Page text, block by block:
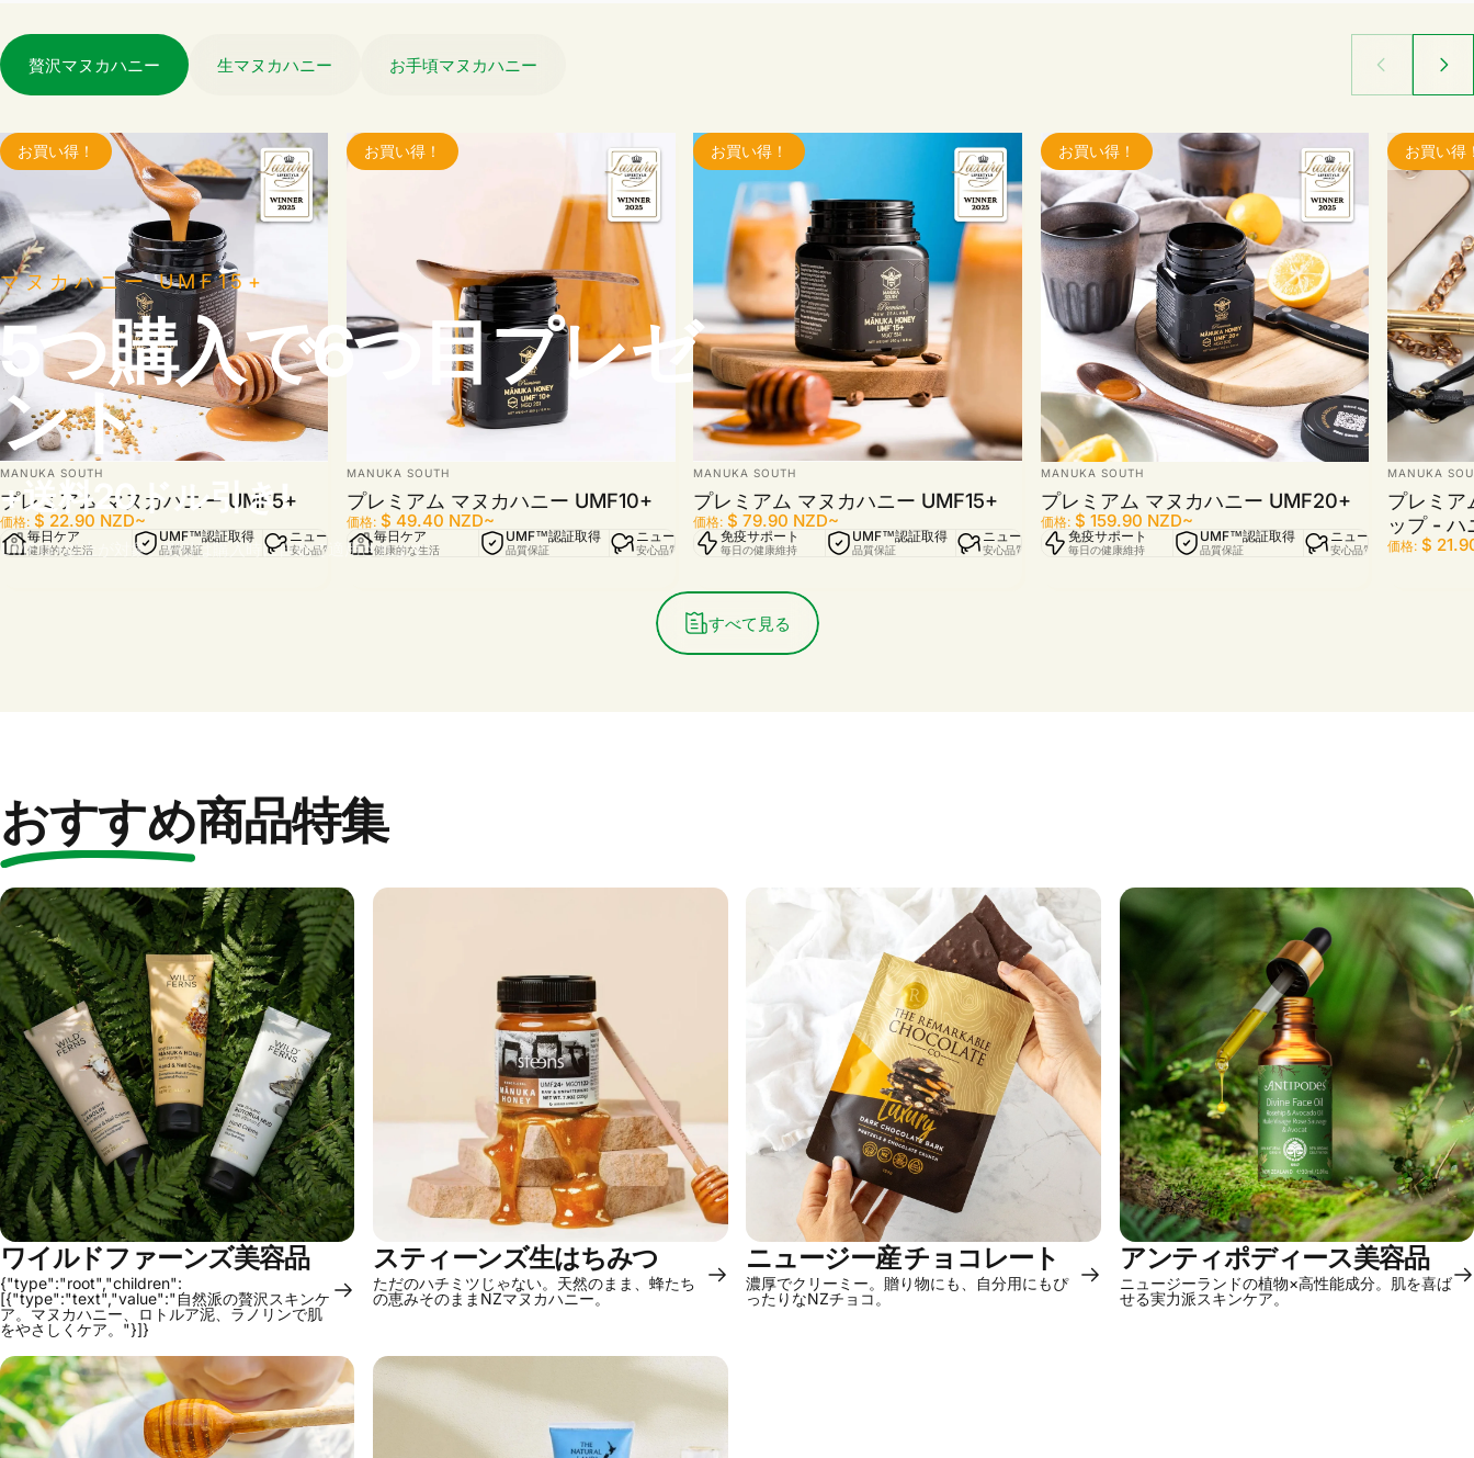
マヌカハニー UMF15+
5つ購入で6つ目プレゼ
ント
+送料20ドル引き!
UMF15+以上が対象。割引は購入時に自動で適用されます。
贅沢マヌカハニー 生マヌカハニー お手頃マヌカハニー
お買い得！
販売業者
MANUKA SOUTH
プレミアム マヌカハニー UMF5+
販売価格
価格: $ 22.90 NZD~
通常価格
毎日ケア
健康的な生活
UMF™認証取得
品質保証
ニュージーランド製
安心品質
トレース対応
原料の追跡・確認済み
お買い得！
販売業者
MANUKA SOUTH
プレミアム マヌカハニー UMF10+
販売価格
価格: $ 49.40 NZD~
通常価格
毎日ケア
健康的な生活
UMF™認証取得
品質保証
ニュージーランド製
安心品質
トレース対応
原料の追跡・確認済み
お買い得！
販売業者
MANUKA SOUTH
プレミアム マヌカハニー UMF15+
販売価格
価格: $ 79.90 NZD~
通常価格
免疫サポート
毎日の健康維持
UMF™認証取得
品質保証
ニュージーランド製
安心品質
トレース対応
原料の追跡・確認済み
お買い得！
販売業者
MANUKA SOUTH
プレミアム マヌカハニー UMF20+
販売価格
価格: $ 159.90 NZD~
通常価格
免疫サポート
毎日の健康維持
UMF™認証取得
品質保証
ニュージーランド製
安心品質
5.0
お買い得
販売業者
MANUKA
プレミア
ップ - ハ
販売価格
価格: $
通常価格
すべて見る
おすすめ商品特集
ワイルドファーンズ美容品
{"type":"root","children":
[{"type":"text","value":"自然派の贅沢スキンケ
ア。マヌカハニー、ロトルア泥、ラノリンで肌
をやさしくケア。"}]}
スティーンズ生はちみつ
ただのハチミツじゃない。天然のまま、蜂たち
の恵みそのままNZマヌカハニー。
ニュージー産 チョコレート
濃厚でクリーミー。贈り物にも、自分用にもぴ
ったりなNZチョコ。
アンティポディース美容品
ニュージーランドの植物×高性能成分。肌を喜ば
せる実力派スキンケア。